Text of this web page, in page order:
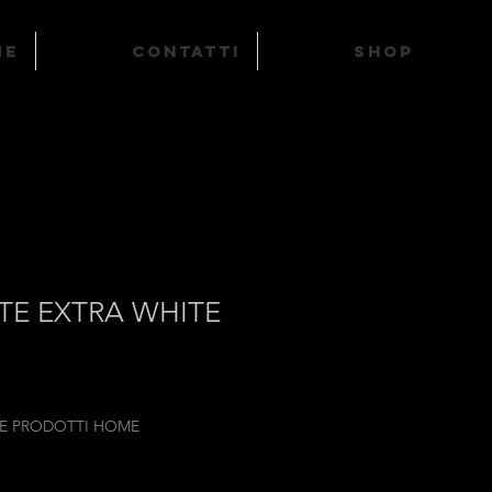
Contatti SHOP
EXTRA WHITE
PRODOTTI HOME